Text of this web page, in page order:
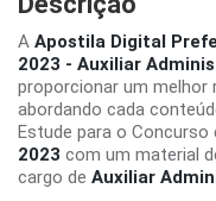
A Apostila Digital
2023 - Auxiliar
proporcionar um melhor
abordando cada
Estude para o Concurso
2023 com um material
cargo de Auxiliar